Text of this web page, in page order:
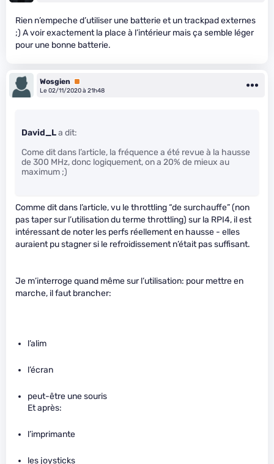
Rien n’empeche d’utiliser une batterie et un trackpad externes
;) A voir exactement la place à l’intérieur mais ça semble léger
pour une bonne batterie.
Wosgien
Premium
Le 02/11/2020 à 21h48
David_La dit:
Come dit dans l’article, la fréquence a été revue à la hausse
de 300 MHz, donc logiquement, on a 20% de mieux au
maximum ;)
Comme dit dans l’article, vu le throttling “de surchauffe” (non
pas taper sur l’utilisation du terme throttling) sur la RPI4, il est
intéressant de noter les perfs réellement en hausse - elles
auraient pu stagner si le refroidissement n’était pas suffisant.
Je m’interroge quand même sur l’utilisation: pour mettre en
marche, il faut brancher:
l’alim
l’écran
peut-être une souris
Et après:
l’imprimante
les joysticks